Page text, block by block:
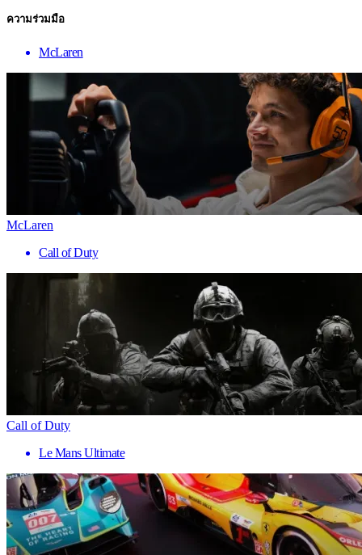
ความร่วมมือ
McLaren
McLaren
Call of Duty
Call of Duty
Le Mans Ultimate